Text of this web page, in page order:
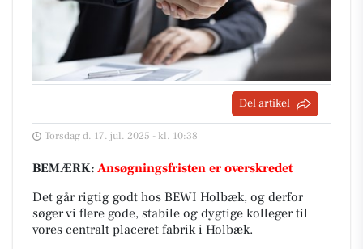
Del artikel
Torsdag d. 17. jul. 2025 - kl. 10:38
BEMÆRK: Ansøgningsfristen er overskredet
Det går rigtig godt hos BEWI Holbæk, og derfor
søger vi flere gode, stabile og dygtige kolleger til
vores centralt placeret fabrik i Holbæk.